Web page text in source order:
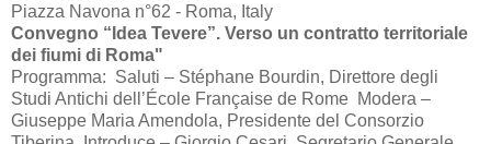
Piazza Navona n°62 - Roma, Italy
Convegno “Idea Tevere”. Verso un contratto territoriale
dei fiumi di Roma"
Programma: Saluti – Stéphane Bourdin, Direttore degli
Studi Antichi dell’École Française de Rome Modera –
Giuseppe Maria Amendola, Presidente del Consorzio